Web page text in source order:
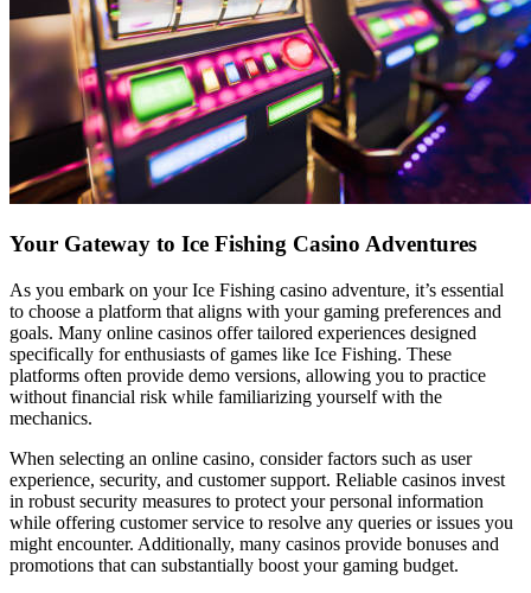
Your Gateway to Ice Fishing Casino Adventures
As you embark on your Ice Fishing casino adventure, it’s essential
to choose a platform that aligns with your gaming preferences and
goals. Many online casinos offer tailored experiences designed
specifically for enthusiasts of games like Ice Fishing. These
platforms often provide demo versions, allowing you to practice
without financial risk while familiarizing yourself with the
mechanics.
When selecting an online casino, consider factors such as user
experience, security, and customer support. Reliable casinos invest
in robust security measures to protect your personal information
while offering customer service to resolve any queries or issues you
might encounter. Additionally, many casinos provide bonuses and
promotions that can substantially boost your gaming budget.